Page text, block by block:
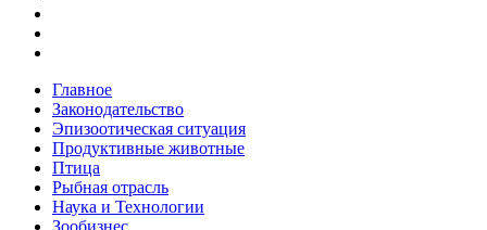
Главное
Законодательство
Эпизоотическая ситуация
Продуктивные животные
Птица
Рыбная отрасль
Наука и Технологии
Зообизнес